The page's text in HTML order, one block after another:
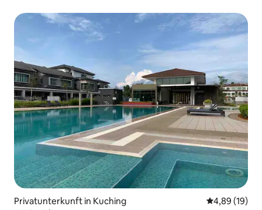
Privatunterkunft in Kuching
4,89 (19)